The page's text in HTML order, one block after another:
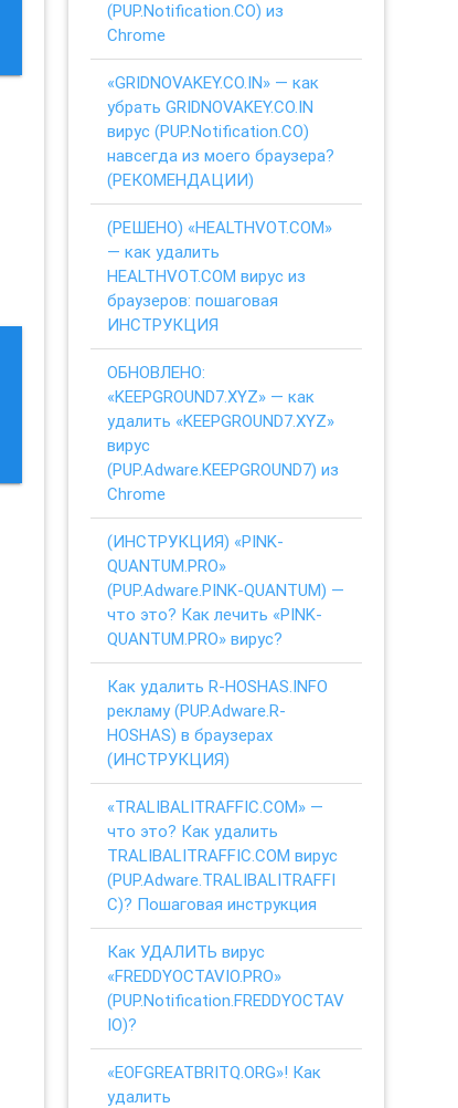
(PUP.Notification.CO) из
Chrome
«GRIDNOVAKEY.CO.IN» — как
убрать GRIDNOVAKEY.CO.IN
вирус (PUP.Notification.CO)
навсегда из моего браузера?
(РЕКОМЕНДАЦИИ)
(РЕШЕНО) «HEALTHVOT.COM»
— как удалить
HEALTHVOT.COM вирус из
браузеров: пошаговая
ИНСТРУКЦИЯ
ОБНОВЛЕНО:
«KEEPGROUND7.XYZ» — как
удалить «KEEPGROUND7.XYZ»
вирус
(PUP.Adware.KEEPGROUND7) из
Chrome
(ИНСТРУКЦИЯ) «PINK-
QUANTUM.PRO»
(PUP.Adware.PINK-QUANTUM) —
что это? Как лечить «PINK-
QUANTUM.PRO» вирус?
Как удалить R-HOSHAS.INFO
рекламу (PUP.Adware.R-
HOSHAS) в браузерах
(ИНСТРУКЦИЯ)
«TRALIBALITRAFFIC.COM» —
что это? Как удалить
TRALIBALITRAFFIC.COM вирус
(PUP.Adware.TRALIBALITRAFFI
C)? Пошаговая инструкция
Как УДАЛИТЬ вирус
«FREDDYOCTAVIO.PRO»
(PUP.Notification.FREDDYOCTAV
IO)?
«EOFGREATBRITQ.ORG»! Как
удалить